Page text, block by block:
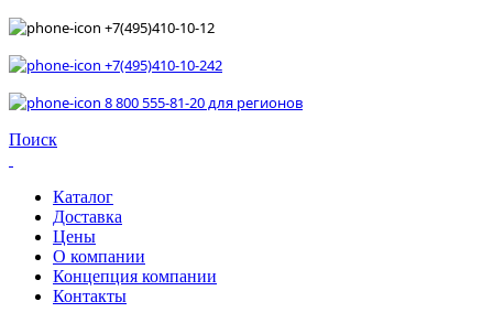
+7(495)410-10-12
+7(495)410-10-242
8 800 555-81-20 для регионов
Поиск
Каталог
Доставка
Цены
О компании
Концепция компании
Контакты